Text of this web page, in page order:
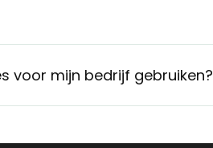
voor mijn bedrijf gebruiken?